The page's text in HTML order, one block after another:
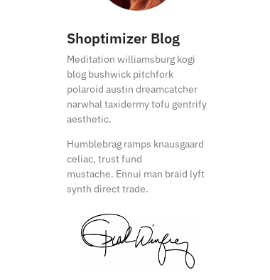
Shoptimizer Blog
Meditation williamsburg kogi
blog bushwick pitchfork
polaroid austin dreamcatcher
narwhal taxidermy tofu gentrify
aesthetic.
Humblebrag ramps knausgaard
celiac, trust fund
mustache. Ennui man braid lyft
synth direct trade.